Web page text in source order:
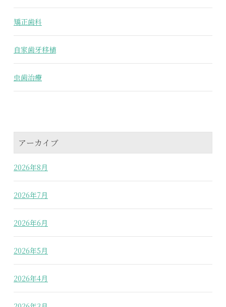
矯正歯科
自家歯牙移植
虫歯治療
アーカイブ
2026年8月
2026年7月
2026年6月
2026年5月
2026年4月